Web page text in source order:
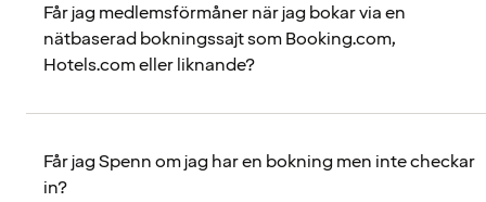
Får jag medlemsförmåner när jag bokar via en
nätbaserad bokningssajt som Booking.com,
Hotels.com eller liknande?
Får jag Spenn om jag har en bokning men inte checkar
in?